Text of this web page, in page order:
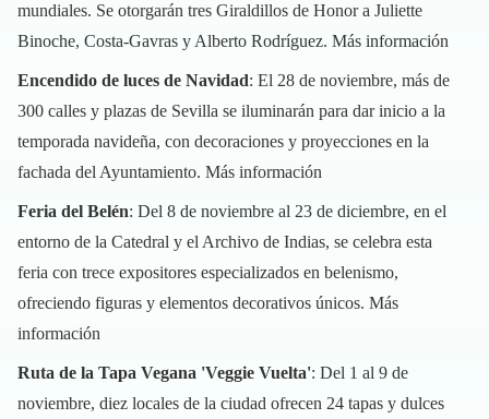
mundiales. Se otorgarán tres Giraldillos de Honor a Juliette
Binoche, Costa-Gavras y Alberto Rodríguez. Más información
Encendido de luces de Navidad: El 28 de noviembre, más de
300 calles y plazas de Sevilla se iluminarán para dar inicio a la
temporada navideña, con decoraciones y proyecciones en la
fachada del Ayuntamiento. Más información
Feria del Belén: Del 8 de noviembre al 23 de diciembre, en el
entorno de la Catedral y el Archivo de Indias, se celebra esta
feria con trece expositores especializados en belenismo,
ofreciendo figuras y elementos decorativos únicos. Más
información
Ruta de la Tapa Vegana 'Veggie Vuelta': Del 1 al 9 de
noviembre, diez locales de la ciudad ofrecen 24 tapas y dulces